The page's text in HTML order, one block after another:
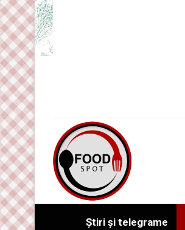
Prima pagină
Știri și telegrame